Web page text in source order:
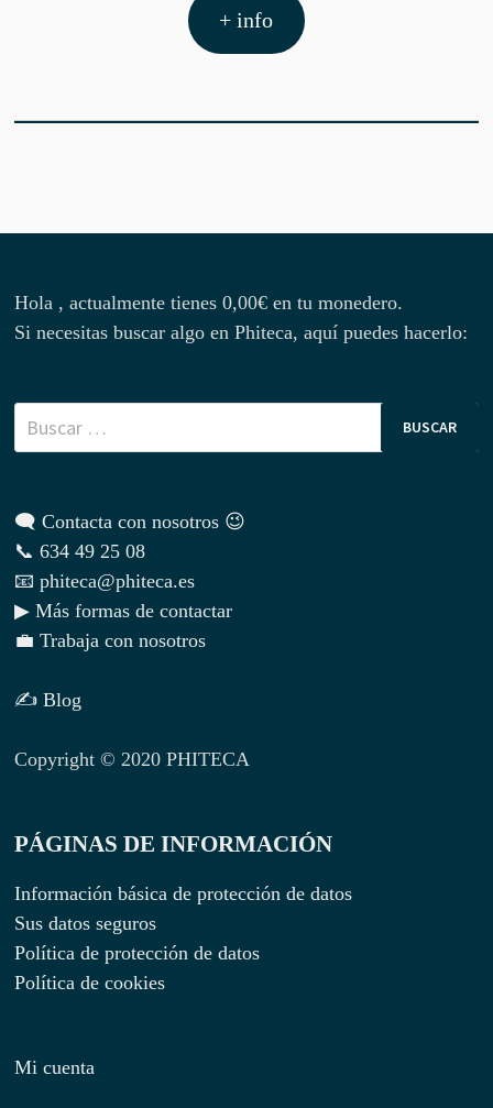
+ info
Hola , actualmente tienes0,00€ en tu monedero.
Si necesitas buscar algo en Phiteca, aquí puedes hacerlo:
🗨 Contacta con nosotros 😉
📞 634 49 25 08
📧 phiteca@phiteca.es
▶ Más formas de contactar
💼 Trabaja con nosotros
✍ Blog
Copyright © 2020 PHITECA
PÁGINAS DE INFORMACIÓN
Información básica de protección de datos
Sus datos seguros
Política de protección de datos
Política de cookies
Mi cuenta